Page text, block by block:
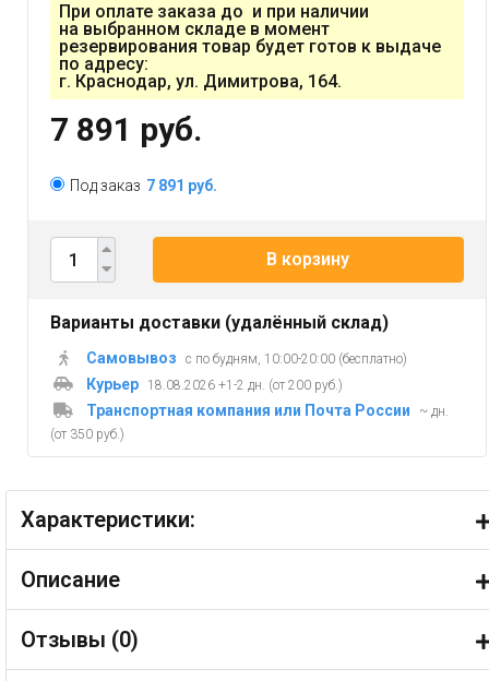
При оплате заказа до и при наличии
на выбранном складе в момент
резервирования товар будет готов к выдаче
по адресу:
г. Краснодар, ул. Димитрова, 164.
7 891 руб.
Под заказ 7 891 руб.
В корзину
Варианты доставки (удалённый склад)
Самовывоз с по будням, 10:00-20:00 (бесплатно)
Курьер 18.08.2026 +1-2 дн. (от 200 руб.)
Транспортная компания или Почта России
~ дн.
(от 350 руб.)
Характеристики:
Описание
Отзывы (0)